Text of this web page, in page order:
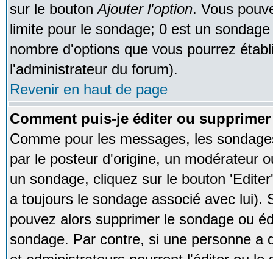
sur le boutonAjouter l'option. Vous
limite pour le sondage; 0 est un
nombre d'options que vous pourrez
l'administrateur du forum).
Revenir en haut de page
Comment puis-je éditer ou
Comme pour les messages, les
par le posteur d'origine, un modérateur
un sondage, cliquez sur le bouton
a toujours le sondage associé avec lui).
pouvez alors supprimer le sondage ou
sondage. Par contre, si une personne a